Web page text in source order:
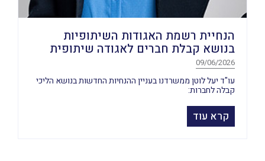
הנחיית רשמת האגודות השיתופיות
בנושא קבלת חברים לאגודה שיתופית
09/06/2026
עו"ד יעל לוטן ממשרדנו בעניין ההנחיות החדשות בנושא הליכי
קבלה לחברות:
קרא עוד